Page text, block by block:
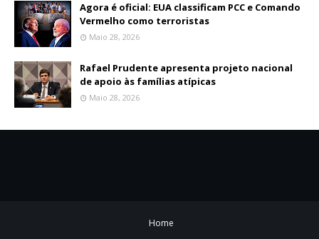
Agora é oficial: EUA classificam PCC e Comando
Vermelho como terroristas
Maio 28, 2026
Rafael Prudente apresenta projeto nacional
de apoio às famílias atípicas
Maio 28, 2026
Home